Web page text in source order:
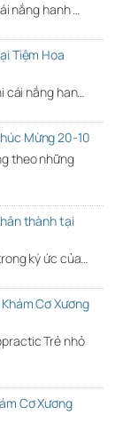
nắng hanh …
Tiệm Hoa
cái nắng han…
Mừng 20-10
theo những
thành tại
ký ức của…
Cơ Xương
Trẻ nhỏ
Cơ Xương